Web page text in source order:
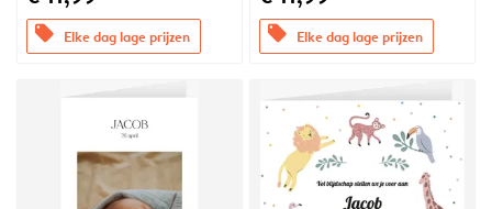
offers Elke dag lage prijzen offers Elke dag lage prijzen